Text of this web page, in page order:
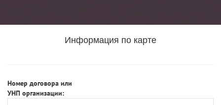
Информация по карте
Номер договора или
УНП организации: